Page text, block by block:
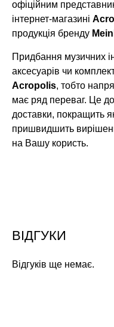
офіційним
інтернет-магазині
продукція бренду Meinl
Придбання музичних
аксесуарів чи
Acropolis, тобто
має ряд переваг. Це
доставки, покращить
пришвидшить
на Вашу користь.
ВІДГУКИ
Відгуків ще немає.